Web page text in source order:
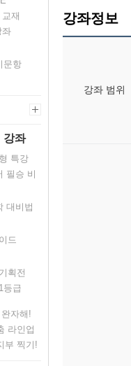
재
좌
문항
강좌
특강
필승 비
대비법
드
획전
등급
자해!
라인업
부 찍기!
강좌정보
강좌 범위